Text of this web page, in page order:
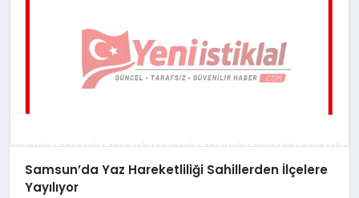
Samsun’da Yaz Hareketliliği Sahillerden İlçelere
Yayılıyor